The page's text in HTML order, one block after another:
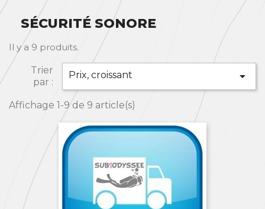
SÉCURITÉ SONORE
Il y a 9 produits.
Trier
par :
Prix, croissant 
Affichage 1-9 de 9 article(s)